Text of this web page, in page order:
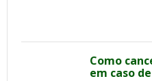
Como
em caso